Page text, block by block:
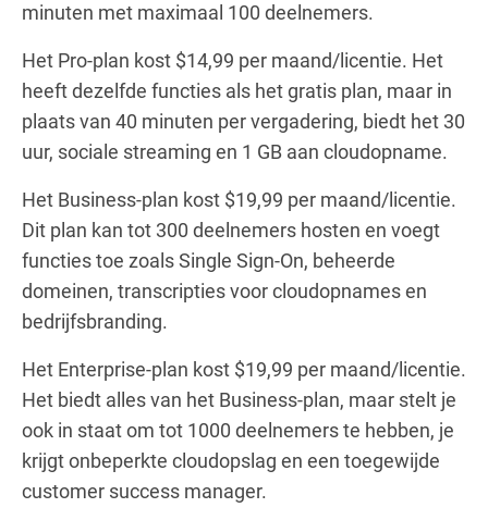
minuten met maximaal 100 deelnemers.
Het Pro-plan kost $14,99 per maand/licentie. Het
heeft dezelfde functies als het gratis plan, maar in
plaats van 40 minuten per vergadering, biedt het 30
uur, sociale streaming en 1 GB aan cloudopname.
Het Business-plan kost $19,99 per maand/licentie.
Dit plan kan tot 300 deelnemers hosten en voegt
functies toe zoals Single Sign-On, beheerde
domeinen, transcripties voor cloudopnames en
bedrijfsbranding.
Het Enterprise-plan kost $19,99 per maand/licentie.
Het biedt alles van het Business-plan, maar stelt je
ook in staat om tot 1000 deelnemers te hebben, je
krijgt onbeperkte cloudopslag en een toegewijde
customer success manager.